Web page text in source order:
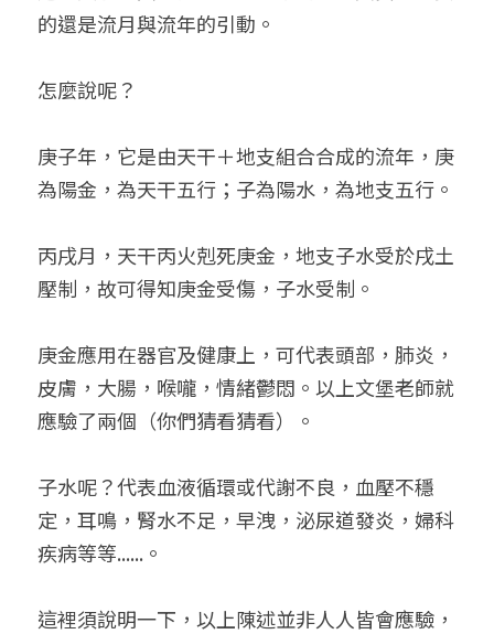
的還是流月與流年的引動。
怎麼說呢？
庚子年，它是由天干＋地支組合合成的流年，庚
為陽金，為天干五行；子為陽水，為地支五行。
丙戌月，天干丙火剋死庚金，地支子水受於戌土
壓制，故可得知庚金受傷，子水受制。
庚金應用在器官及健康上，可代表頭部，肺炎，
皮膚，大腸，喉嚨，情緒鬱悶。以上文堡老師就
應驗了兩個（你們猜看猜看）。
子水呢？代表血液循環或代謝不良，血壓不穩
定，耳鳴，腎水不足，早洩，泌尿道發炎，婦科
疾病等等......。
這裡須說明一下，以上陳述並非人人皆會應驗，